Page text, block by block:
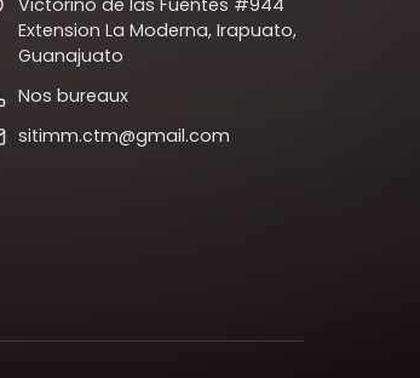
Victorino de las Fuentes #944
Extension La Moderna, Irapuato,
Guanajuato
Nos bureaux
sitimm.ctm@gmail.com